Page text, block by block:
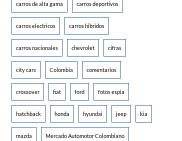
carros de alta gama carros deportivos
carros electricos carros hibridos
carros nacionales chevrolet cifras
city cars Colombia comentarios
crossover fiat ford fotos espia
hatchback honda hyundai jeep kia
mazda Mercado Automotor Colombiano